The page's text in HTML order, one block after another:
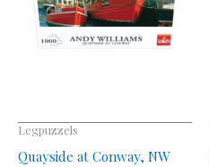
Legpuzzels
Quayside at Conway, NW